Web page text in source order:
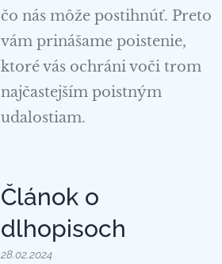
čo nás môže postihnúť. Preto
vám prinášame poistenie,
ktoré vás ochráni voči trom
najčastejším poistným
udalostiam.
Článok o
dlhopisoch
28.02.2024